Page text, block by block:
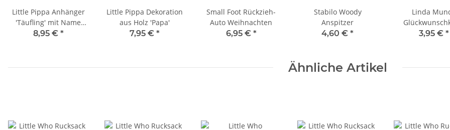
Little Pippa Anhänger
'Täufling' mit Name
und Datum
8,95 € *
Little Pippa Dekoration
aus Holz 'Papa'
7,95 € *
Small Foot Rückzieh-
Auto Weihnachten
6,95 € *
Stabilo Woody
Anspitzer
4,60 € *
Linda
Hochzeit
3,95 € *
Ähnliche Artikel